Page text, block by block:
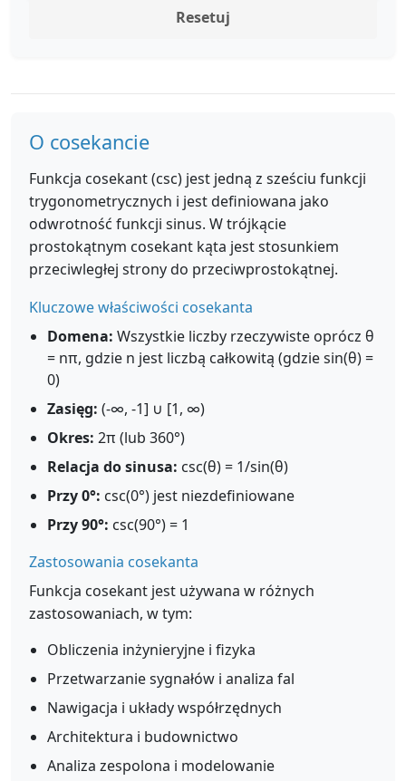
Resetuj
O cosekancie
Funkcja cosekant (csc) jest jedną z sześciu funkcji
trygonometrycznych i jest definiowana jako
odwrotność funkcji sinus. W trójkącie
prostokątnym cosekant kąta jest stosunkiem
przeciwległej strony do przeciwprostokątnej.
Kluczowe właściwości cosekanta
Domena: Wszystkie liczby rzeczywiste oprócz θ
= nπ, gdzie n jest liczbą całkowitą (gdzie sin(θ) =
0)
Zasięg: (-∞, -1] ∪ [1, ∞)
Okres: 2π (lub 360°)
Relacja do sinusa: csc(θ) = 1/sin(θ)
Przy 0°: csc(0°) jest niezdefiniowane
Przy 90°: csc(90°) = 1
Zastosowania cosekanta
Funkcja cosekant jest używana w różnych
zastosowaniach, w tym:
Obliczenia inżynieryjne i fizyka
Przetwarzanie sygnałów i analiza fal
Nawigacja i układy współrzędnych
Architektura i budownictwo
Analiza zespolona i modelowanie